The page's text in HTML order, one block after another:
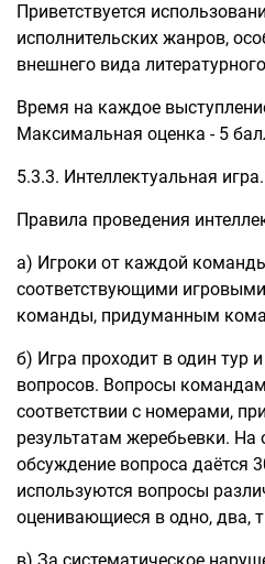
Приветствуется
исполнительских жанров,
внешнего вида
Время на каждое
Максимальная оценка - 5
5.3.3. Интеллектуальная игра.
Правила проведения
а) Игроки от каждой
соответствующими
команды, придуманным
б) Игра проходит в один тур
вопросов. Вопросы
соответствии с номерами,
результатам жеребьевки.
обсуждение вопроса даётся
используются вопросы
оценивающиеся в одно, два,